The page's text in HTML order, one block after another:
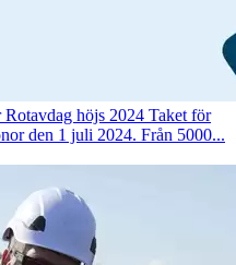
Rotavdag höjs 2024 Taket för
den 1 juli 2024. Från 5000...